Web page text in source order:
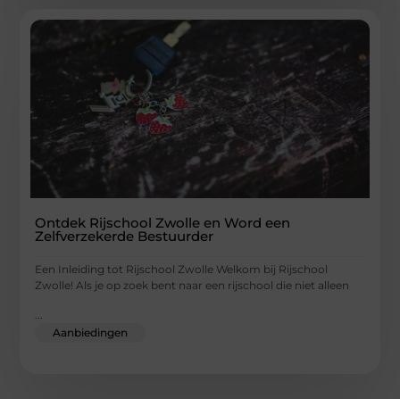
Ontdek Rijschool Zwolle en Word een
Zelfverzekerde Bestuurder
Een Inleiding tot Rijschool Zwolle Welkom bij Rijschool
Zwolle! Als je op zoek bent naar een rijschool die niet alleen
Aanbiedingen